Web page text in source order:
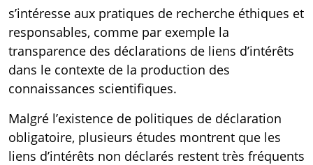
s’intéresse aux pratiques de recherche éthiques et
responsables, comme par exemple la
transparence des déclarations de liens d’intérêts
dans le contexte de la production des
connaissances scientifiques.
Malgré l’existence de politiques de déclaration
obligatoire, plusieurs études montrent que les
liens d’intérêts non déclarés restent très fréquents